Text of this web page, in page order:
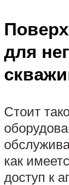
для
Стоит
как
доступ к